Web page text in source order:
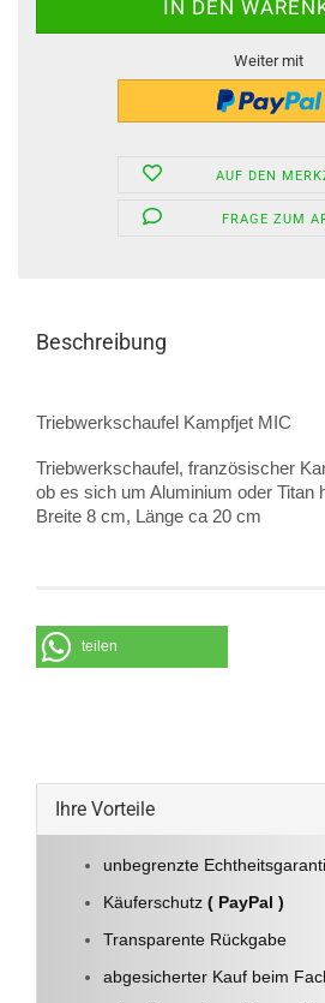
Weiter mit
AUF DEN
FRAGE ZUM
Beschreibung
Triebwerkschaufel Kampfjet MIC
Triebwerkschaufel, französischer
ob es sich um Aluminium oder Titan
Breite 8 cm, Länge ca 20 cm
teilen
Ihre Vorteile
unbegrenzte
Käuferschutz ( PayPal )
Transparente Rückgabe
abgesicherter Kauf beim